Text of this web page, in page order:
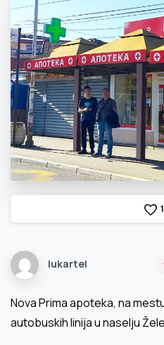
1
lukartel
Nova Prima apoteka, na
autobuskih linija u naselju